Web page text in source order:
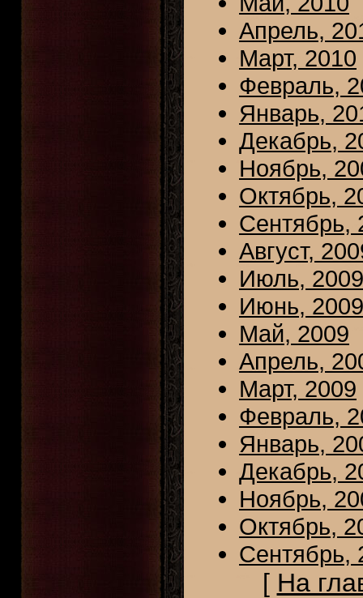
Апрель,
Март, 2010
Февраль,
Январь,
Декабрь,
Ноябрь,
Октябрь,
Сентябрь,
Август,
Июль, 2009
Июнь, 2009
Май, 2009
Апрель,
Март, 2009
Февраль,
Январь,
Декабрь,
Ноябрь,
Октябрь,
Сентябрь,
[ На